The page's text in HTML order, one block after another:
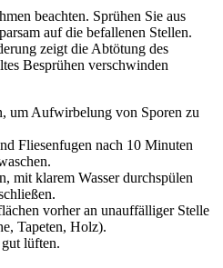
beachten. Sprühen Sie aus
auf die befallenen Stellen.
zeigt die Abtötung des
Besprühen verschwinden
um Aufwirbelung von Sporen zu
Fliesenfugen nach 10 Minuten
mit klarem Wasser durchspülen
vorher an unauffälliger Stelle
Tapeten, Holz).
lüften.